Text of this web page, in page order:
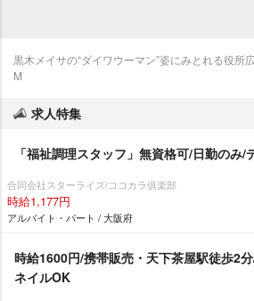
黒木メイサの“ダイワウーマン”姿にみとれる役所
M
求人特集
「福祉調理スタッフ」無資格可/日勤のみ/
合同会社スターライズ/ココカラ俱楽部
時給1,177円
アルバイト・パート / 大阪府
時給1600円/携帯販売・天下茶屋駅徒歩2
ネイルOK